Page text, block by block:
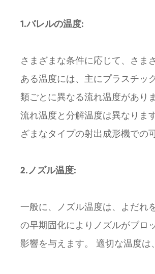
1.バレルの温度:
さまざまな条件に応じて、さま
ある温度には、主にプラスチッ
類ごとに異なる流れ温度があり
流れ温度と分解温度は異なりま
ざまなタイプの射出成形機での
2.ノズル温度:
一般に、ノズル温度は、よだれ
の早期固化によりノズルがブロ
影響を与えます。 適切な温度は